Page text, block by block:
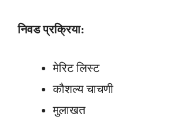
निवड प्रक्रिया:
मेरिट लिस्ट
कौशल्य चाचणी
मुलाखत